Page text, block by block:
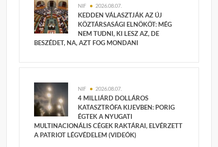
NIF 2026.08.07.
KEDDEN VÁLASZTJÁK AZ ÚJ
KÖZTÁRSASÁGI ELNÖKÖT: MÉG
NEM TUDNI, KI LESZ AZ, DE
BESZÉDET, NA, AZT FOG MONDANI
NIF 2026.08.07.
4 MILLIÁRD DOLLÁROS
KATASZTRÓFA KIJEVBEN: PORIG
ÉGTEK A NYUGATI
MULTINACIONÁLIS CÉGEK RAKTÁRAI, ELVÉRZETT
A PATRIOT LÉGVÉDELEM (VIDEÓK)